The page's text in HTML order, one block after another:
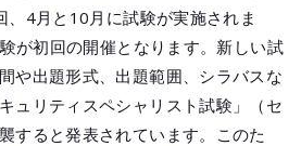
、4月と10月に試験が実施されま
が初回の開催となります。新しい試
や出題形式、出題範囲、シラバスな
ュリティスペシャリスト試験」（セ
すると発表されています。このた